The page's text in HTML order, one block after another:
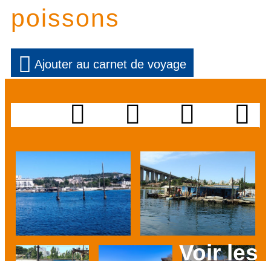
poissons
Ajouter au carnet de voyage
Voir les